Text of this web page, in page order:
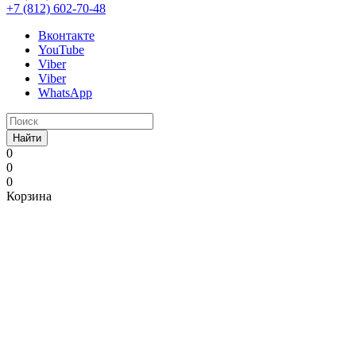
+7 (812) 602-70-48
Вконтакте
YouTube
Viber
Viber
WhatsApp
Найти
0
0
0
Корзина